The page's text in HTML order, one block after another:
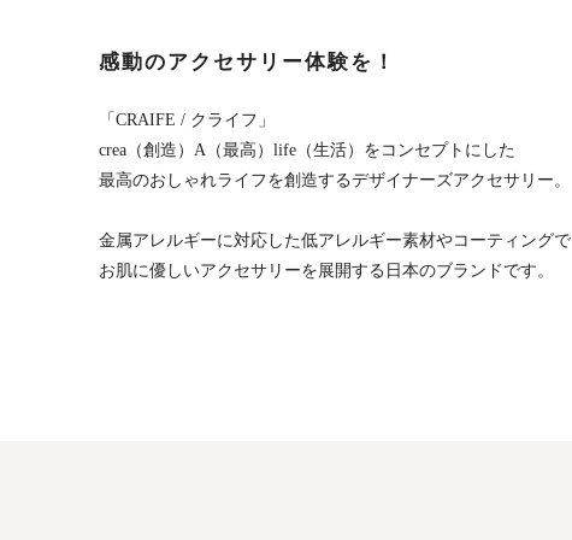
感動のアクセサリー体験を！
「CRAIFE / クライフ」
crea（創造）A（最高）life（生活）をコンセプトにした
最高のおしゃれライフを創造するデザイナーズアクセサリー。
金属アレルギーに対応した低アレルギー素材やコーティングで
お肌に優しいアクセサリーを展開する日本のブランドです。